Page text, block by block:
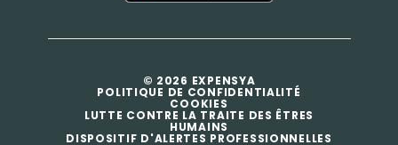
© 2026 EXPENSYA
POLITIQUE DE CONFIDENTIALITÉ
COOKIES
LUTTE CONTRE LA TRAITE DES ÊTRES
HUMAINS
DISPOSITIF D'ALERTES PROFESSIONNELLES